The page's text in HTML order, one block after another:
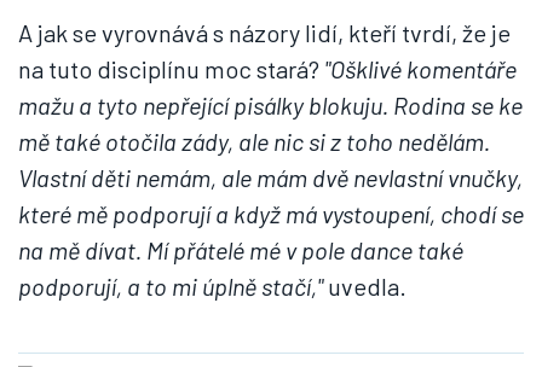
A jak se vyrovnává s názory lidí, kteří tvrdí, že je
na tuto disciplínu moc stará? "Ošklivé komentáře
mažu a tyto nepřející pisálky blokuju. Rodina se ke
mě také otočila zády, ale nic si z toho nedělám.
Vlastní děti nemám, ale mám dvě nevlastní vnučky,
které mě podporují a když má vystoupení, chodí se
na mě dívat. Mí přátelé mé v pole dance také
podporují, a to mi úplně stačí,"uvedla.